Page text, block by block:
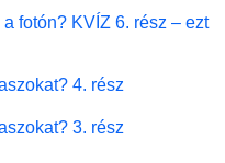
fotón? KVÍZ 6. rész – ezt
4. rész
3. rész